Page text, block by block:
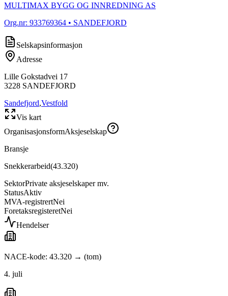
MULTIMAX BYGG OG INNREDNING AS
Org.nr: 933769364 • SANDEFJORD
Selskapsinformasjon
Adresse
Lille Gokstadvei 17
3228 SANDEFJORD
Sandefjord,Vestfold
Vis kart
OrganisasjonsformAksjeselskap
Bransje
Snekkerarbeid(43.320)
SektorPrivate aksjeselskaper mv.
StatusAktiv
MVA-registrertNei
ForetaksregisteretNei
Hendelser
NACE-kode: 43.320 → (tom)
4. juli